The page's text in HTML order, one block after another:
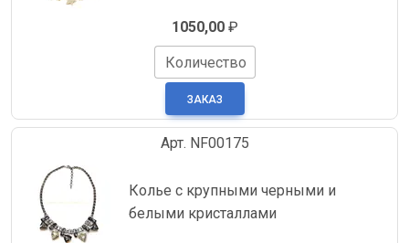
1050,00₽
Количество
Арт. NF00175
Колье с крупными черными и
белыми кристаллами